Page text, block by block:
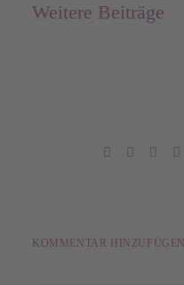
Weitere Beiträge
KOMMENTAR HINZUFÜGEN